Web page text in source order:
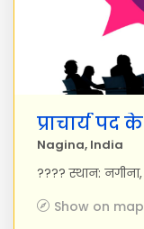
Nagina, India
Show on map